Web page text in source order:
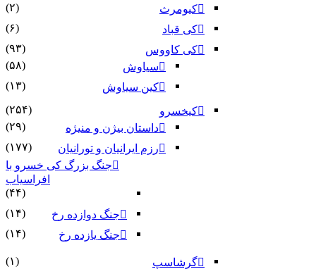
کیومرث
(۲)
کی قباد
(۶)
کی کاووس
(۹۳)
سیاوش
(۵۸)
کین سیاوش
(۱۳)
کیخسرو
(۲۵۴)
داستان بیژن و منیژه
(۲۹)
رزم ایرانیان و تورانیان
(۱۷۷)
جنگ بزرگ کی خسرو با
افراسیاب
(۴۴)
جنگ دوازده رخ
(۱۴)
جنگ یازده رخ
(۱۴)
گرشاسپ
(۱)